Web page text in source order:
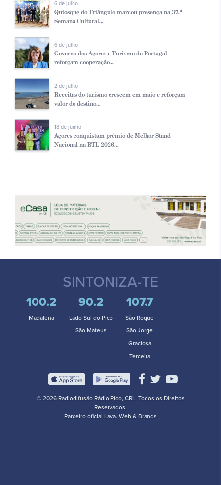
6 de julho
Quiosque do Triângulo marcou presença na 37.ª
Semana Cultural...
6 de julho
Governo dos Açores e Turismo de Portugal
reforçam cooperação...
2 de julho
Receitas do turismo crescem em maio e reforçam
valor do destino...
18 de junho
Açores conquistam prémio de Melhor Stand
Nacional na BTL 2026...
SINTONIZA-TE
100.2
Madalena
90.2
Lado Sul do Pico
São Mateus
107.7
São Roque
São Jorge
Graciosa
Terceira
© 2026 Radiodifusão Rádio Pico, CRL. Todos os Direitos
Reservados.
Parceiro oficial Lava. Web & Brands